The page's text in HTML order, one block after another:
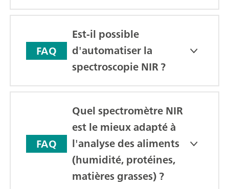
FAQ
Est-il possible
d'automatiser la
spectroscopie NIR ?
FAQ
Quel spectromètre NIR
est le mieux adapté à
l'analyse des aliments
(humidité, protéines,
matières grasses) ?